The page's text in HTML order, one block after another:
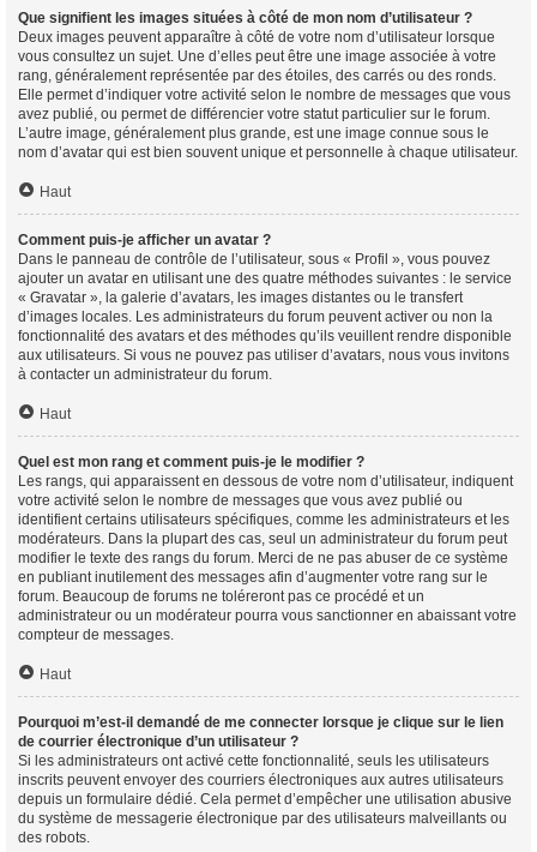
Que signifient les images situées à côté de mon nom d’utilisateur ?
Deux images peuvent apparaître à côté de votre nom d’utilisateur lorsque
vous consultez un sujet. Une d’elles peut être une image associée à votre
rang, généralement représentée par des étoiles, des carrés ou des ronds.
Elle permet d’indiquer votre activité selon le nombre de messages que vous
avez publié, ou permet de différencier votre statut particulier sur le forum.
L’autre image, généralement plus grande, est une image connue sous le
nom d’avatar qui est bien souvent unique et personnelle à chaque utilisateur.
Haut
Comment puis-je afficher un avatar ?
Dans le panneau de contrôle de l’utilisateur, sous « Profil », vous pouvez
ajouter un avatar en utilisant une des quatre méthodes suivantes : le service
« Gravatar », la galerie d’avatars, les images distantes ou le transfert
d’images locales. Les administrateurs du forum peuvent activer ou non la
fonctionnalité des avatars et des méthodes qu’ils veuillent rendre disponible
aux utilisateurs. Si vous ne pouvez pas utiliser d’avatars, nous vous invitons
à contacter un administrateur du forum.
Haut
Quel est mon rang et comment puis-je le modifier ?
Les rangs, qui apparaissent en dessous de votre nom d’utilisateur, indiquent
votre activité selon le nombre de messages que vous avez publié ou
identifient certains utilisateurs spécifiques, comme les administrateurs et les
modérateurs. Dans la plupart des cas, seul un administrateur du forum peut
modifier le texte des rangs du forum. Merci de ne pas abuser de ce système
en publiant inutilement des messages afin d’augmenter votre rang sur le
forum. Beaucoup de forums ne toléreront pas ce procédé et un
administrateur ou un modérateur pourra vous sanctionner en abaissant votre
compteur de messages.
Haut
Pourquoi m’est-il demandé de me connecter lorsque je clique sur le lien
de courrier électronique d’un utilisateur ?
Si les administrateurs ont activé cette fonctionnalité, seuls les utilisateurs
inscrits peuvent envoyer des courriers électroniques aux autres utilisateurs
depuis un formulaire dédié. Cela permet d’empêcher une utilisation abusive
du système de messagerie électronique par des utilisateurs malveillants ou
des robots.